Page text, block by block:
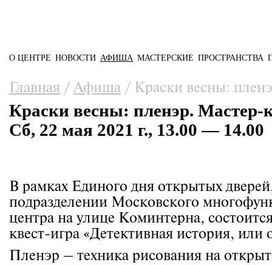
Главное меню
О ЦЕНТРЕ НОВОСТИ АФИША МАСТЕРСКИЕ ПРОСТРАНСТВА
Вы здесь
Главная / Афиша / Краски весны:
Краски весны: пленэр. Мастер-
Сб, 22 мая 2021 г., 13.00 — 14.00
В рамках Единого дня открытых
подразделении Московского
центра на улице Коминтерна,
квест-игра «Детективная история, или
Пленэр – техника рисования на